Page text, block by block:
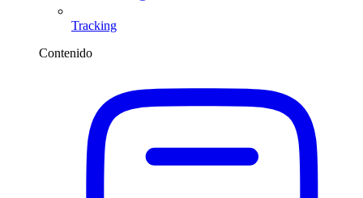
Tracking
Contenido